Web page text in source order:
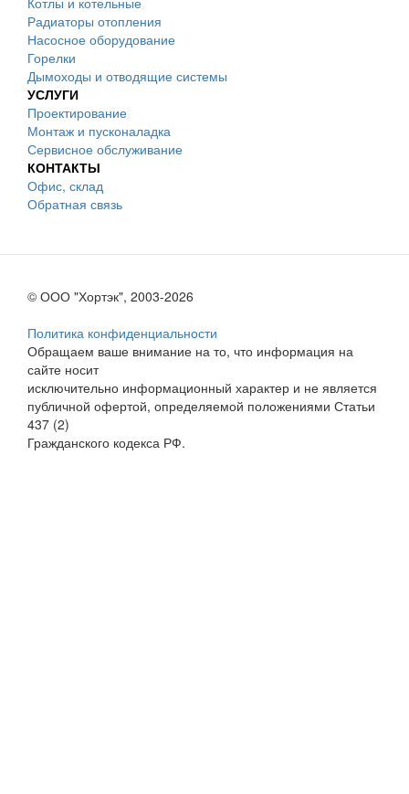
Радиаторы отопления
Насосное оборудование
Горелки
Дымоходы и отводящие системы
УСЛУГИ
Проектирование
Монтаж и пусконаладка
Сервисное обслуживание
КОНТАКТЫ
Офис, склад
Обратная связь
© ООО "Хортэк", 2003-2026
Политика конфиденциальности
Обращаем ваше внимание на то, что информация на
сайте носит
исключительно информационный характер и не является
публичной офертой, определяемой положениями Статьи
437 (2)
Гражданского кодекса РФ.